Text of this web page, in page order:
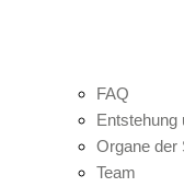
FAQ
Entstehung
Organe der
Team